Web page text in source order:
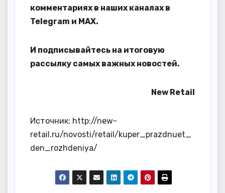
комментариях в наших каналах в
Telegram и MAX.
И подписывайтесь на итоговую
рассылку самых важных новостей.
New Retail
Источник: http://new-
retail.ru/novosti/retail/kuper_prazdnuet_
den_rozhdeniya/